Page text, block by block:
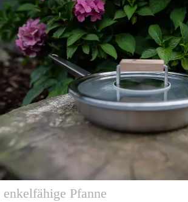
enkelfähige Pfanne